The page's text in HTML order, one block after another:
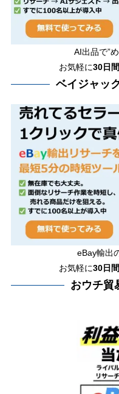
AI出品で”
お気軽に30日
ベイジャッ
eBay輸出
お気軽に30日間
おウチ貿